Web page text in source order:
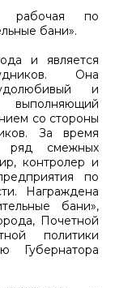
рабочая по
бани».
и является
Она
и
выполняющий
со стороны
За время
ряд смежных
контролер и
по
Награждена
бани»,
Почетной
политики
Губернатора